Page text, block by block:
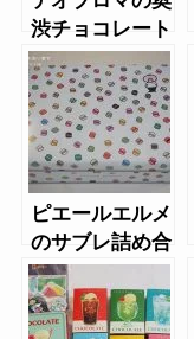
ルル・メリーの
ルルサブレ（夏
季限定）